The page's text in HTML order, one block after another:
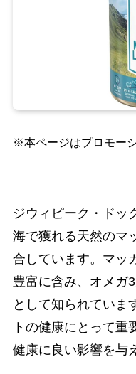
※本ページはプロモー
ジウィピーク・ドッ
海で獲れる天然のマ
合しています。マッ
豊富に含み、オメガ
として知られていま
トの健康にとって
健康に良い影響を与